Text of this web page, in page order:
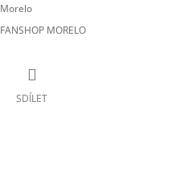
Morelo
FANSHOP MORELO
SDÍLET